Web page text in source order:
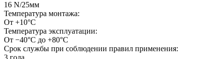
16 N/25мм
Температура монтажа:
От +10°С
Температура эксплуатации:
От −40°С до +80°С
Срок службы при соблюдении правил применения:
3 года